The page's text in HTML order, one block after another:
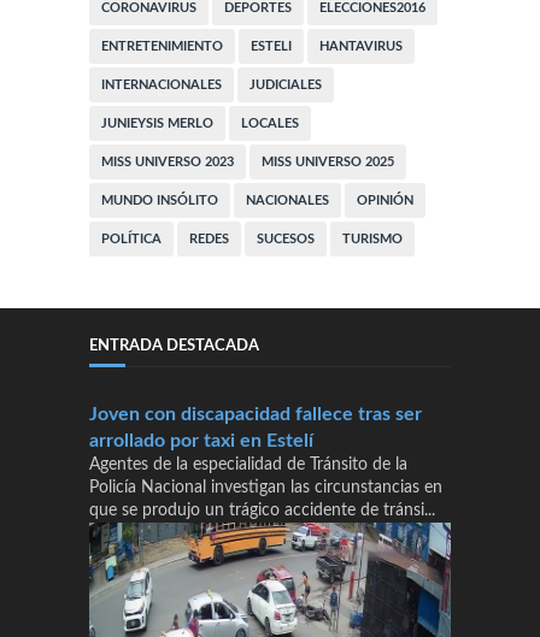
CORONAVIRUS DEPORTES ELECCIONES2016
ENTRETENIMIENTO ESTELI HANTAVIRUS
INTERNACIONALES JUDICIALES
JUNIEYSIS MERLO LOCALES
MISS UNIVERSO 2023 MISS UNIVERSO 2025
MUNDO INSÓLITO NACIONALES OPINIÓN
POLÍTICA REDES SUCESOS TURISMO
ENTRADA DESTACADA
Joven con discapacidad fallece tras ser
arrollado por taxi en Estelí
Agentes de la especialidad de Tránsito de la
Policía Nacional investigan las circunstancias en
que se produjo un trágico accidente de tránsi...